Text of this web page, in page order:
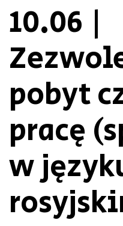
10.06 |
pobyt
pracę
w